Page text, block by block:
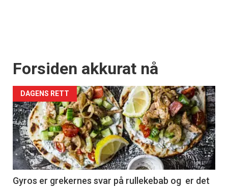
Forsiden akkurat nå
DAGENS RETT
Gyros er grekernes svar på rullekebab og er det